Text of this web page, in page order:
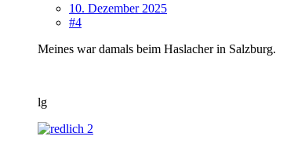
10. Dezember 2025
#4
Meines war damals beim Haslacher in Salzburg.
lg
2